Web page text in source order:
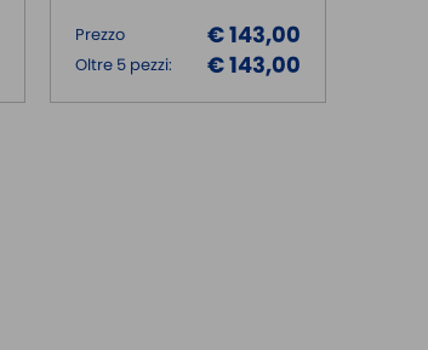
Prezzo € 143,00
Oltre 5 pezzi: € 143,00